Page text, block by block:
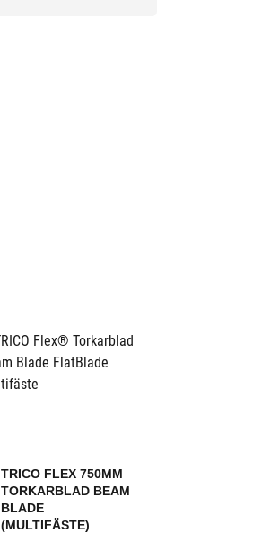
TRICO FLEX 750MM
TORKARBLAD BEAM
BLADE
(MULTIFÄSTE)